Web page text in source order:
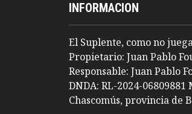
INFORMACION
El Suplente, como no
Propietario: Juan Pablo
Responsable: Juan Pablo
DNDA: RL-2024-06809881
Chascomús, provincia de